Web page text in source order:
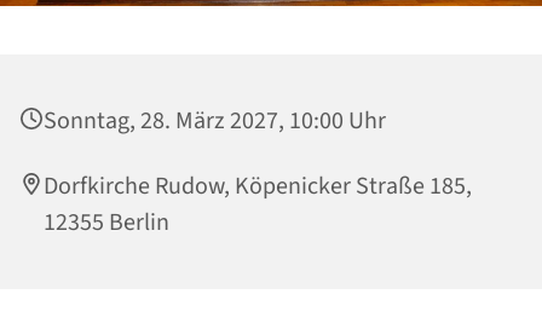
Sonntag, 28. März 2027, 10:00 Uhr
Dorfkirche Rudow, Köpenicker Straße 185,
12355 Berlin